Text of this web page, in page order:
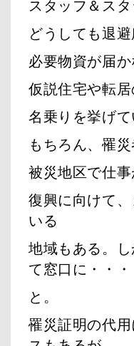
スタッフ＆ス
どうしても退
必要物資が届
仮説住宅や転
名乗りを挙げて
もちろん、罹
被災地区で仕
復興に向けて
いる
地域もある。
て窓口に・・・
と。
罹災証明の代